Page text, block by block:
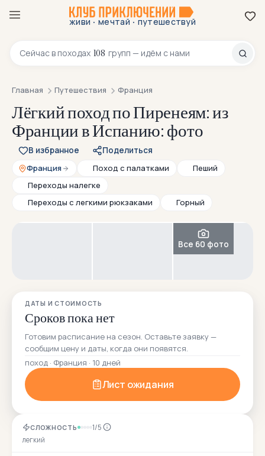
живи · мечтай · путешествуй
Сейчас в походах 108 групп — идём с нами
8 800 200-70-23
Главная Путешествия Франция
Лёгкий поход по Пиренеям: из
Франции в Испанию: фото
В избранное
Поделиться
Франция
Поход с палатками
Пеший
Переходы налегке
Переходы с легкими рюкзаками
Горный
Все 60 фото
СЛОЖНОСТЬ 1/5
легкий
ДАТЫ И СТОИМОСТЬ
Сроков пока нет
Готовим расписание на сезон. Оставьте заявку —
сообщим цену и даты, когда они появятся.
поход · Франция · 10 дней
Лист ожидания